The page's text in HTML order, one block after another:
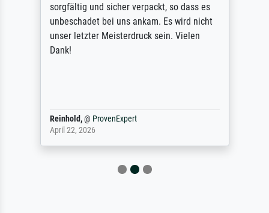
sorgfältig und sicher verpackt, so dass es
unbeschadet bei uns ankam. Es wird nicht
unser letzter Meisterdruck sein. Vielen
Dank!
Reinhold,@ ProvenExpert
April 22, 2026